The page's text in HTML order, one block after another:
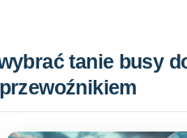
tanie busy